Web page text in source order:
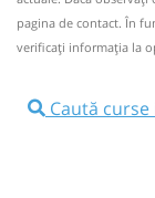
16:00
pagina de contact. În
verificaţi informaţia la
Caută